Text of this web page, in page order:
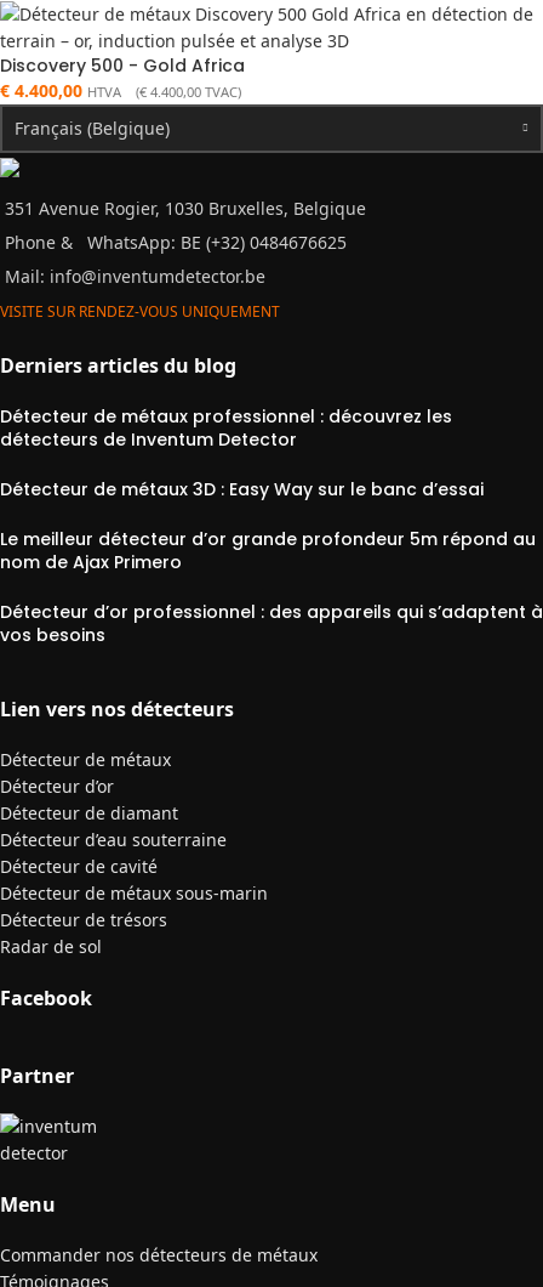
Discovery 500 - Gold Africa
€ 4.400,00 HTVA (€ 4.400,00 TVAC)
Français (Belgique)
351 Avenue Rogier, 1030 Bruxelles, Belgique
Phone &
WhatsApp: BE (+32) 0484676625
Mail: info@inventumdetector.be
VISITE SUR RENDEZ-VOUS UNIQUEMENT
Derniers articles du blog
Détecteur de métaux professionnel : découvrez les
détecteurs de Inventum Detector
Détecteur de métaux 3D : Easy Way sur le banc d’essai
Le meilleur détecteur d’or grande profondeur 5m répond au
nom de Ajax Primero
Détecteur d’or professionnel : des appareils qui s’adaptent à
vos besoins
Lien vers nos détecteurs
Détecteur de métaux
Détecteur d’or
Détecteur de diamant
Détecteur d’eau souterraine
Détecteur de cavité
Détecteur de métaux sous-marin
Détecteur de trésors
Radar de sol
Facebook
Partner
Menu
Commander nos détecteurs de métaux
Témoignages